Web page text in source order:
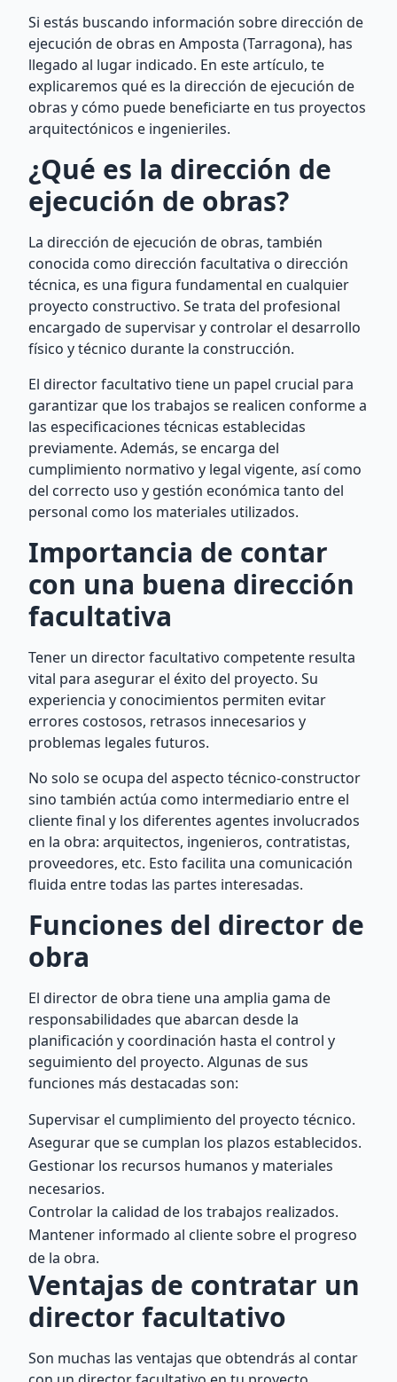
Si estás buscando información sobre dirección de
ejecución de obras en Amposta (Tarragona), has
llegado al lugar indicado. En este artículo, te
explicaremos qué es la dirección de ejecución de
obras y cómo puede beneficiarte en tus proyectos
arquitectónicos e ingenieriles.
¿Qué es la dirección de
ejecución de obras?
La dirección de ejecución de obras, también
conocida como dirección facultativa o dirección
técnica, es una figura fundamental en cualquier
proyecto constructivo. Se trata del profesional
encargado de supervisar y controlar el desarrollo
físico y técnico durante la construcción.
El director facultativo tiene un papel crucial para
garantizar que los trabajos se realicen conforme a
las especificaciones técnicas establecidas
previamente. Además, se encarga del
cumplimiento normativo y legal vigente, así como
del correcto uso y gestión económica tanto del
personal como los materiales utilizados.
Importancia de contar
con una buena dirección
facultativa
Tener un director facultativo competente resulta
vital para asegurar el éxito del proyecto. Su
experiencia y conocimientos permiten evitar
errores costosos, retrasos innecesarios y
problemas legales futuros.
No solo se ocupa del aspecto técnico-constructor
sino también actúa como intermediario entre el
cliente final y los diferentes agentes involucrados
en la obra: arquitectos, ingenieros, contratistas,
proveedores, etc. Esto facilita una comunicación
fluida entre todas las partes interesadas.
Funciones del director de
obra
El director de obra tiene una amplia gama de
responsabilidades que abarcan desde la
planificación y coordinación hasta el control y
seguimiento del proyecto. Algunas de sus
funciones más destacadas son:
Supervisar el cumplimiento del proyecto técnico.
Asegurar que se cumplan los plazos establecidos.
Gestionar los recursos humanos y materiales
necesarios.
Controlar la calidad de los trabajos realizados.
Mantener informado al cliente sobre el progreso
de la obra.
Ventajas de contratar un
director facultativo
Son muchas las ventajas que obtendrás al contar